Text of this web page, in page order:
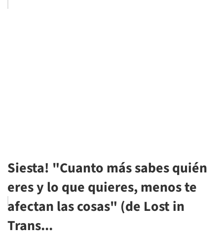
Siesta! "Cuanto más sabes quién
eres y lo que quieres, menos te
afectan las cosas" (de Lost in
Trans...